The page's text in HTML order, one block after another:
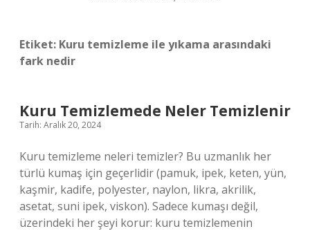
Etiket: Kuru temizleme ile yıkama arasındaki
fark nedir
Kuru Temizlemede Neler Temizlenir
Tarih: Aralık 20, 2024
Kuru temizleme neleri temizler? Bu uzmanlık her
türlü kumaş için geçerlidir (pamuk, ipek, keten, yün,
kaşmir, kadife, polyester, naylon, likra, akrilik,
asetat, suni ipek, viskon). Sadece kumaşı değil,
üzerindeki her şeyi korur: kuru temizlemenin